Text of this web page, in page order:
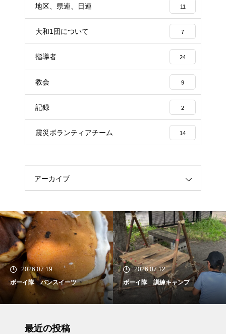
地区、県連、日連 11
大和1団について 7
指導者 24
教会 9
記録 2
震災ボランティアチーム 14
アーカイブ
2026.07.19
ボーイ隊 パンスイーツ
2026.07.12
ボーイ隊 訓練キャンプ
最近の投稿